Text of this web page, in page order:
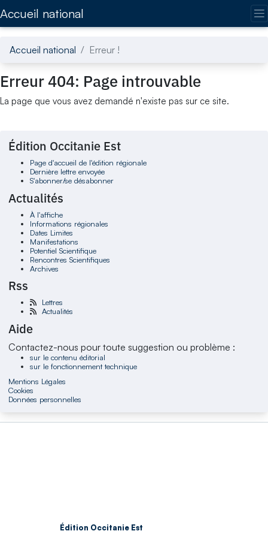
Accueil national
Accueil national Erreur !
Erreur 404: Page introuvable
La page que vous avez demandé n'existe pas sur ce site.
Édition Occitanie Est
Page d'accueil de l'édition régionale
Dernière lettre envoyée
S'abonner/se désabonner
Actualités
À l'affiche
Informations régionales
Dates Limites
Manifestations
Potentiel Scientifique
Rencontres Scientifiques
Archives
Rss
Lettres
Actualités
Aide
Contactez-nous pour toute suggestion ou problème :
sur le contenu éditorial
sur le fonctionnement technique
Mentions Légales
Cookies
Données personnelles
Édition Occitanie Est